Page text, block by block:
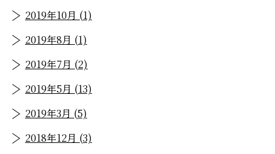
2019年10月 (1)
2019年8月 (1)
2019年7月 (2)
2019年5月 (13)
2019年3月 (5)
2018年12月 (3)